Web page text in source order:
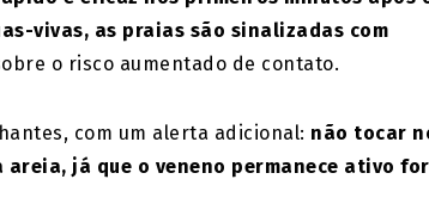
vivas, as praias são sinalizadas com
o risco aumentado de contato.
com um alerta adicional: não tocar
já que o veneno permanece ativo